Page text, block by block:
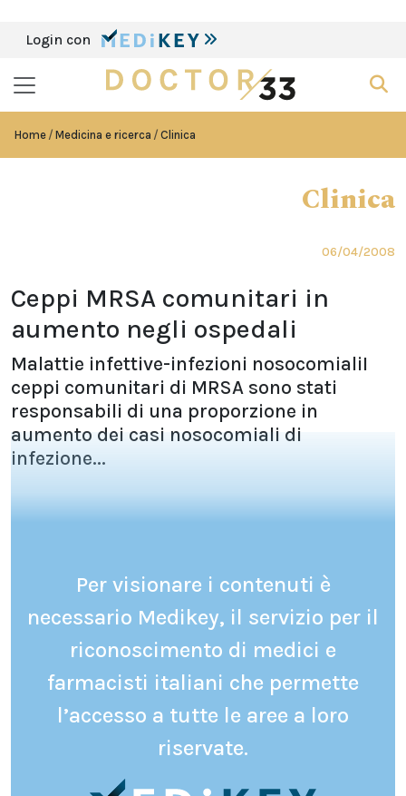
Login con
Home Medicina e ricerca Clinica
Clinica
06/04/2008
Ceppi MRSA comunitari in
aumento negli ospedali
Malattie infettive-infezioni nosocomialiI
ceppi comunitari di MRSA sono stati
responsabili di una proporzione in
aumento dei casi nosocomiali di
infezione...
Per visionare i contenuti è
necessario Medikey, il servizio per il
riconoscimento di medici e
farmacisti italiani che permette
l’accesso a tutte le aree a loro
riservate.